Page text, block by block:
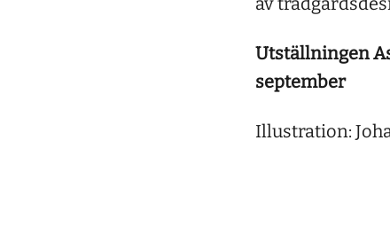
Utställningen
september
Illustration: